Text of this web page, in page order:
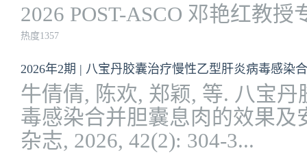
2026 POST-ASCO 邓艳红教授
热度1357
2026年2期 | 八宝丹胶囊治疗慢性乙型肝炎病毒感染
牛倩倩, 陈欢, 郑颖, 等. 八宝
毒感染合并胆囊息肉的效果及
杂志, 2026, 42(2): 304-3...